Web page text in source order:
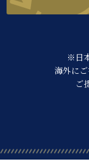
※日
海外に
ご